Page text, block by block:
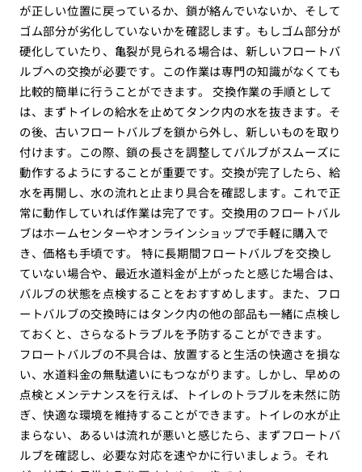
が正しい位置に戻っているか、鎖が絡んでいないか、そして
ゴム部分が劣化していないかを確認します。もしゴム部分が
硬化していたり、亀裂が見られる場合は、新しいフロートバ
ルブへの交換が必要です。この作業は専門の知識がなくても
比較的簡単に行うことができます。 交換作業の手順として
は、まずトイレの給水を止めてタンク内の水を抜きます。そ
の後、古いフロートバルブを鎖から外し、新しいものを取り
付けます。この際、鎖の長さを調整してバルブがスムーズに
動作するようにすることが重要です。交換が完了したら、給
水を再開し、水の流れと止まり具合を確認します。これで正
常に動作していれば作業は完了です。交換用のフロートバル
ブはホームセンターやオンラインショップで手軽に購入で
き、価格も手頃です。 特に長期間フロートバルブを交換し
ていない場合や、最近水道料金が上がったと感じた場合は、
バルブの状態を点検することをおすすめします。また、フロ
ートバルブの交換時にはタンク内の他の部品も一緒に点検し
ておくと、さらなるトラブルを予防することができます。
フロートバルブの不具合は、放置すると生活の快適さを損な
い、水道料金の無駄遣いにもつながります。しかし、早めの
点検とメンテナンスを行えば、トイレのトラブルを未然に防
ぎ、快適な環境を維持することができます。トイレの水が止
まらない、あるいは流れが悪いと感じたら、まずフロートバ
ルブを確認し、必要な対応を速やかに行いましょう。それ